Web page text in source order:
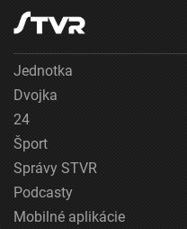
Jednotka
Dvojka
24
Šport
Správy STVR
Podcasty
Mobilné aplikácie